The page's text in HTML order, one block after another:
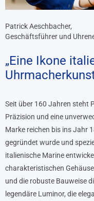
Patrick Aeschbacher,
Geschäftsführer und
„Eine Ikone
Seit über 160 Jahren steht
Präzision und eine
Marke reichen bis ins Jahr
gegründet wurde und
italienische Marine
charakteristischen
und die robuste Bauweise
legendäre Luminor, die